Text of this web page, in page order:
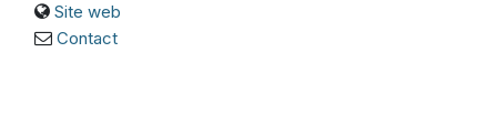
Site web
Contact